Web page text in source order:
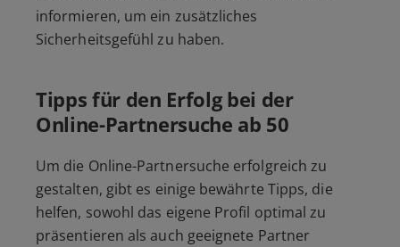
informieren, um ein zusätzliches
Sicherheitsgefühl zu haben.
Tipps für den Erfolg bei der
Online-Partnersuche ab 50
Um die Online-Partnersuche erfolgreich zu
gestalten, gibt es einige bewährte Tipps, die
helfen, sowohl das eigene Profil optimal zu
präsentieren als auch geeignete Partner